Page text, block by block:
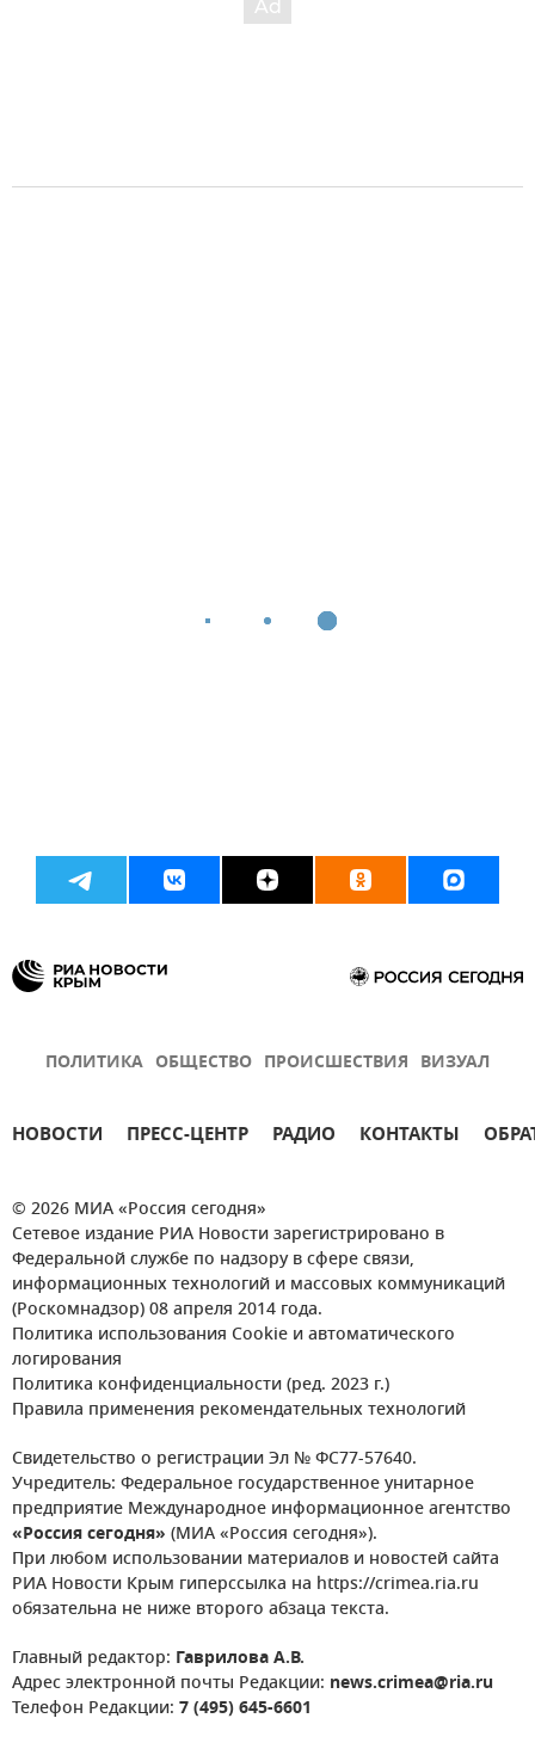
ПОЛИТИКА ОБЩЕСТВО ПРОИСШЕСТВИЯ ВИЗУАЛ
НОВОСТИ ПРЕСС-ЦЕНТР РАДИО КОНТАКТЫ
© 2026 МИА «Россия сегодня»
Сетевое издание РИА Новости зарегистрировано в
Федеральной службе по надзору в сфере связи,
информационных технологий и массовых коммуникаций
(Роскомнадзор) 08 апреля 2014 года.
Политика использования Cookie и автоматического
логирования
Политика конфиденциальности (ред. 2023 г.)
Правила применения рекомендательных технологий
Свидетельство о регистрации Эл № ФС77-57640.
Учредитель: Федеральное государственное унитарное
предприятие Международное информационное агентство
«Россия сегодня» (МИА «Россия сегодня»).
При любом использовании материалов и новостей сайта
РИА Новости Крым гиперссылка на https://crimea.ria.ru
обязательна не ниже второго абзаца текста.
Главный редактор: Гаврилова А.В.
Адрес электронной почты Редакции: news.crimea@ria.ru
Телефон Редакции: 7 (495) 645-6601